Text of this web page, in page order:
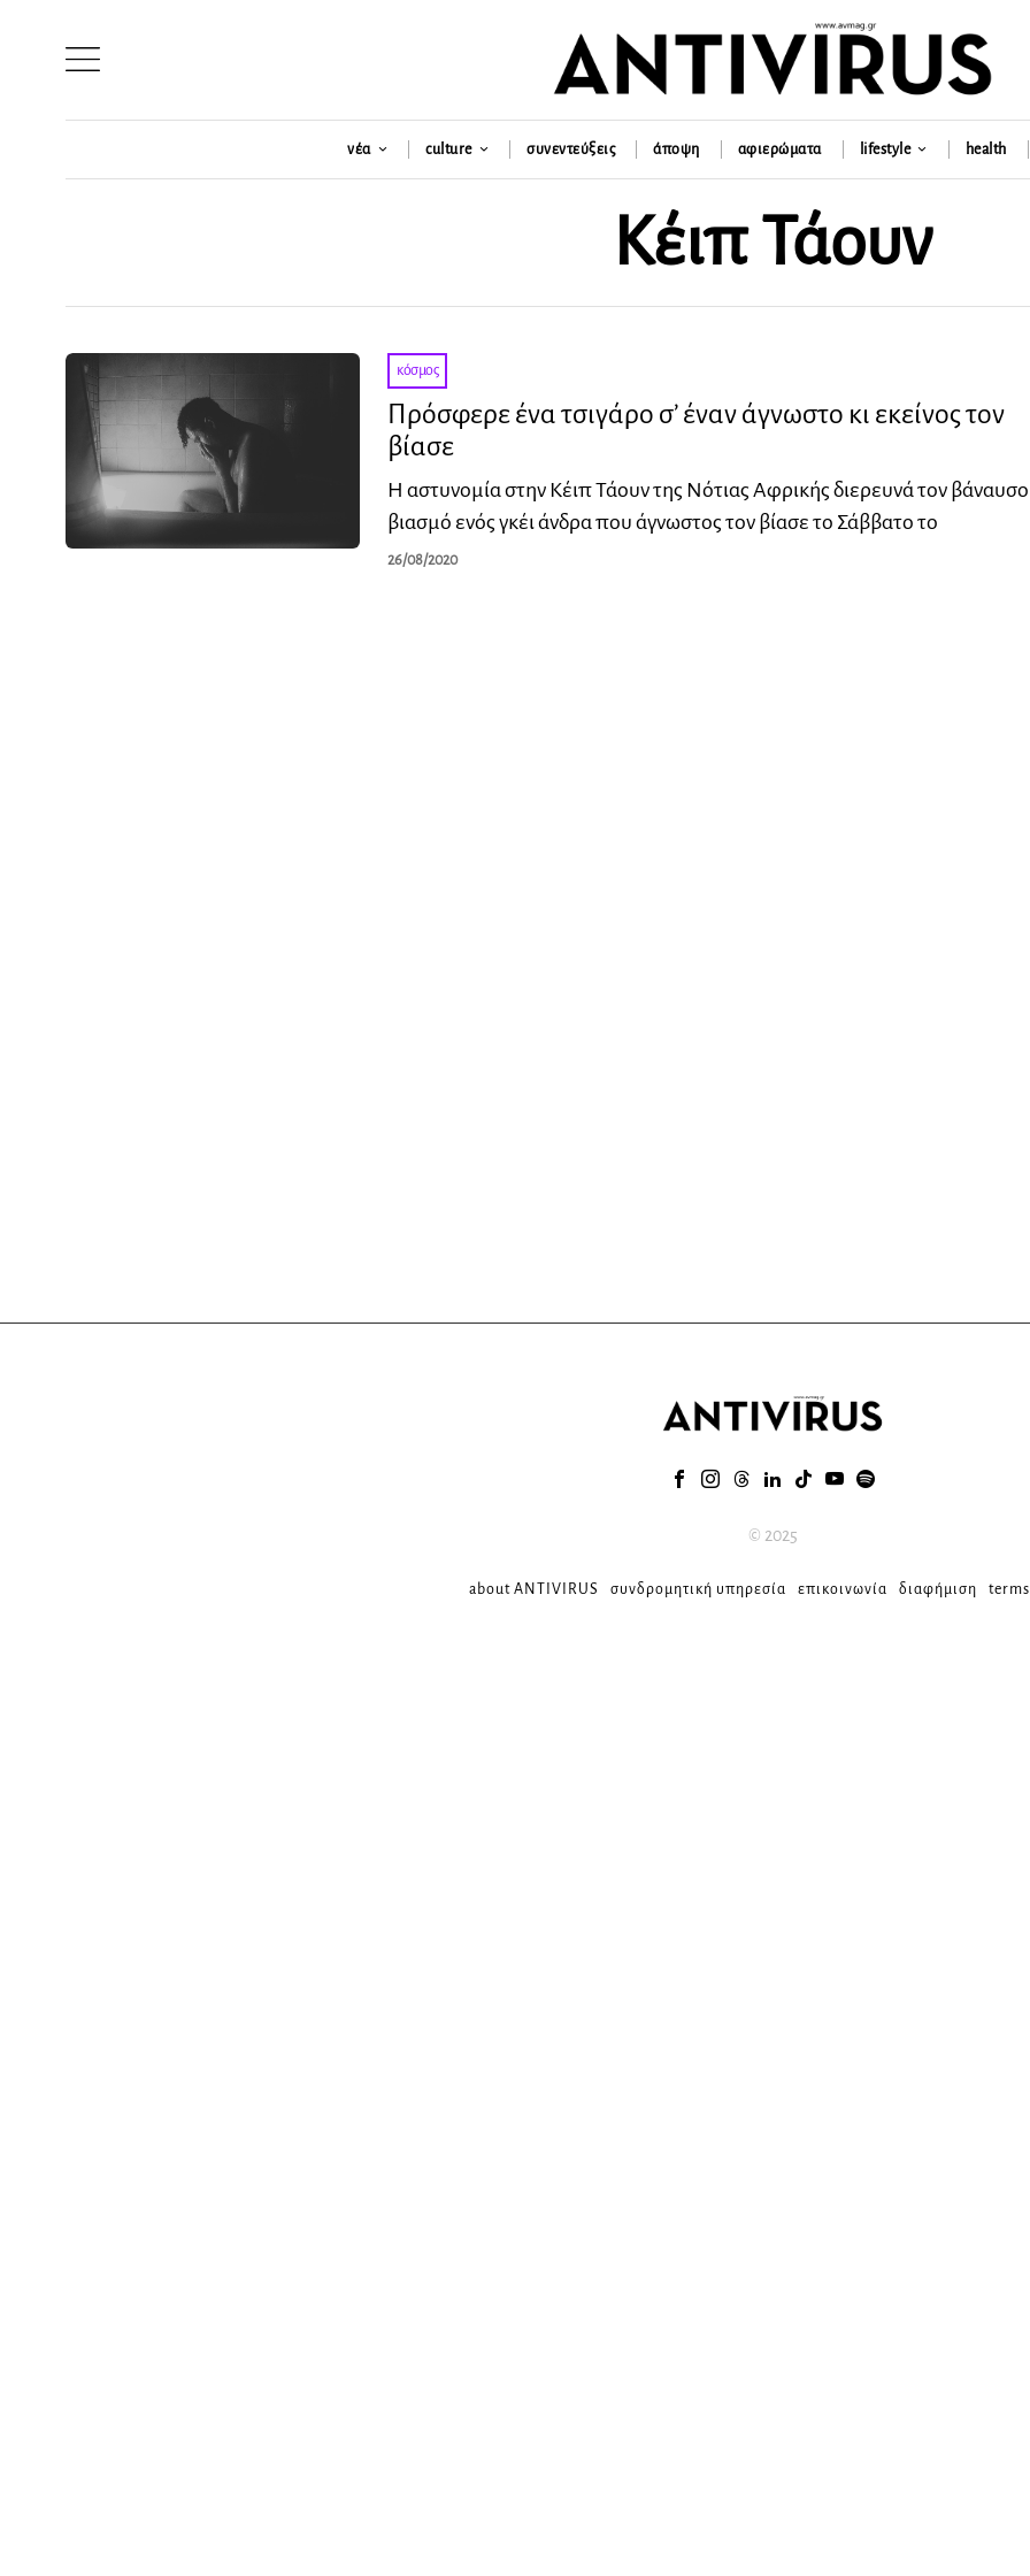
νέα culture συνεντεύξεις άποψη αφιερώματα lifestyle health
Κέιπ Τάουν
κόσμος
Πρόσφερε ένα τσιγάρο σ’ έναν άγνωστο κι εκείνος τον
βίασε
Η αστυνομία στην Κέιπ Τάουν της Νότιας Αφρικής διερευνά τον βάναυσο
βιασμό ενός γκέι άνδρα που άγνωστος τον βίασε το Σάββατο το
26/08/2020
© 2025
about ANTIVIRUS συνδρομητική υπηρεσία επικοινωνία διαφήμιση